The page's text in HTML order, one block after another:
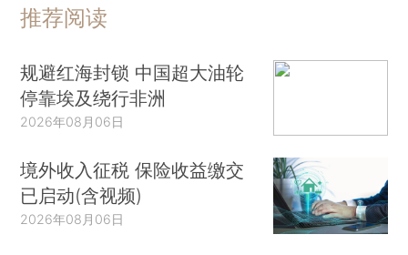
推荐阅读
规避红海封锁 中国超大油轮
停靠埃及绕行非洲
2026年08月06日
境外收入征税 保险收益缴交
已启动(含视频)
2026年08月06日